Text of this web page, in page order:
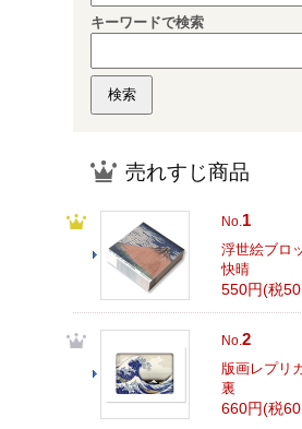
キーワードで検索
売れすじ商品
No. 1
浮世絵ブロ
快晴
550円(税
No. 2
版画レプリ
裏
660円(税